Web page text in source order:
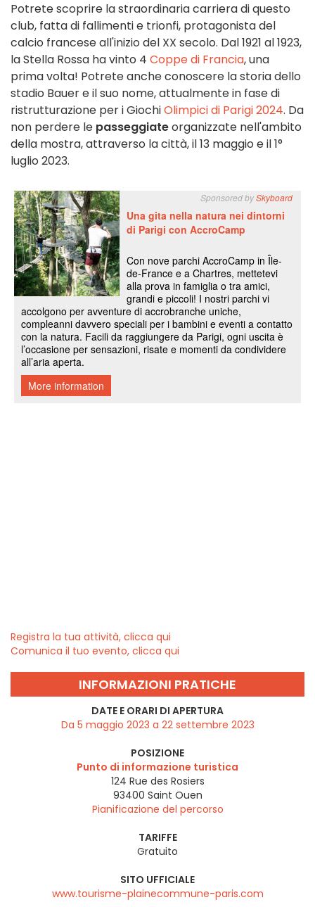
Potrete scoprire la straordinaria carriera di questo
club, fatta di fallimenti e trionfi, protagonista del
calcio francese all'inizio del XX secolo. Dal 1921 al 1923,
la Stella Rossa ha vinto 4 Coppe di Francia, una
prima volta! Potrete anche conoscere la storia dello
stadio Bauer e il suo nome, attualmente in fase di
ristrutturazione per i GiochiOlimpici di Parigi 2024. Da
non perdere le passeggiateorganizzate nell'ambito
della mostra, attraverso la città, il 13 maggio e il 1°
luglio 2023.
Registra la tua attività, clicca qui
Comunica il tuo evento, clicca qui
INFORMAZIONI PRATICHE
DATE E ORARI DI APERTURA
Da 5 maggio 2023 a 22 settembre 2023
POSIZIONE
Punto di informazione turistica
124 Rue des Rosiers
93400 Saint Ouen
Pianificazione del percorso
TARIFFE
Gratuito
SITO UFFICIALE
www.tourisme-plainecommune-paris.com